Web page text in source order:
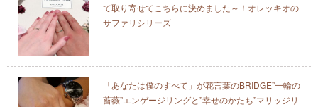
て取り寄せてこちらに決めました～！オレッキオの
サファリシリーズ
「あなたは僕のすべて」が花言葉のBRIDGE”一輪の
薔薇”エンゲージリングと”幸せのかたち”マリッジリ